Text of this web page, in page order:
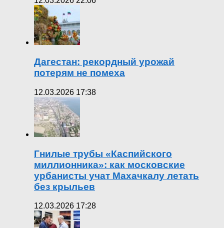
Дагестан: рекордный урожай
потерям не помеха
12.03.2026 17:38
Гнилые трубы «Каспийского
миллионника»: как московские
урбанисты учат Махачкалу летать
без крыльев
12.03.2026 17:28